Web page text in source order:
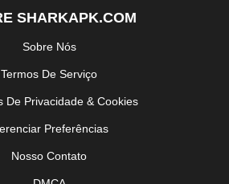
SHARKAPK.COM
Sobre Nós
Termos De Serviço
De Privacidade & Cookies
Preferências
Nosso Contato